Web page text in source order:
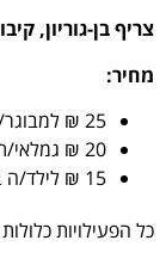
צריף בן-גוריון,
מחיר:
25 ₪ למבוגר/ת
20 ₪ גמלאי/ת, סטודנט/ית, משרת/ת בכוחות הבטחון
15 ₪ לילד/ה בגילאי 5-18, מבקר/ת עם מוגבלות
כל הפעילויות